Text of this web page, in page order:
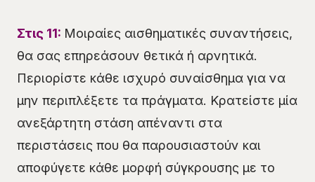
Στις 11: Μοιραίες αισθηματικές συναντήσεις,
θα σας επηρεάσουν θετικά ή αρνητικά.
Περιορίστε κάθε ισχυρό συναίσθημα για να
μην περιπλέξετε τα πράγματα. Κρατείστε μία
ανεξάρτητη στάση απέναντι στα
περιστάσεις που θα παρουσιαστούν και
αποφύγετε κάθε μορφή σύγκρουσης με το